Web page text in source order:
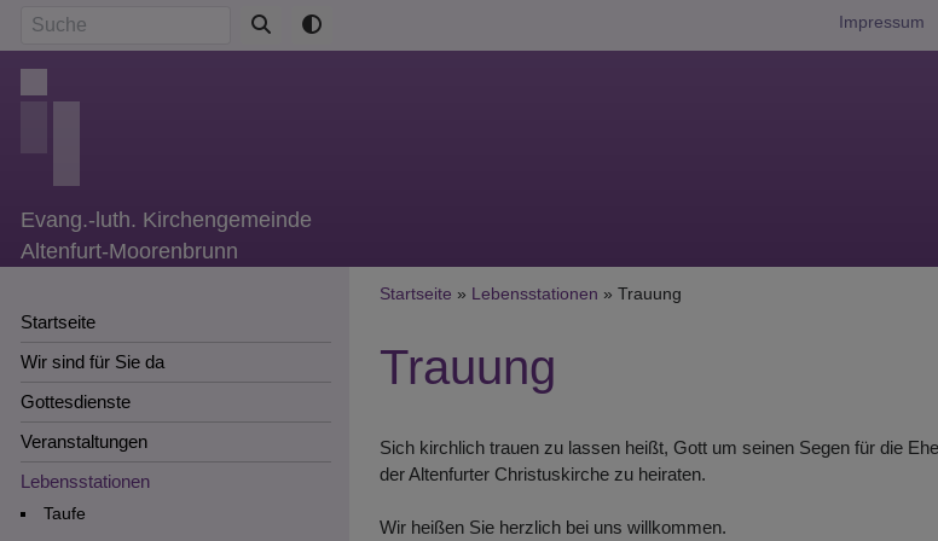
Direkt
Inhalt
Impressum
Evang.-luth. Kirchengemeinde
Altenfurt-Moorenbrunn
Startseite
Wir sind für Sie da
Gottesdienste
Veranstaltungen
Lebensstationen
Taufe
Breadcrumb
Startseite Lebensstationen Trauung
Trauung
Sich kirchlich trauen zu lassen heißt, Gott um seinen Segen für die
der Altenfurter Christuskirche zu heiraten.
Wir heißen Sie herzlich bei uns willkommen.